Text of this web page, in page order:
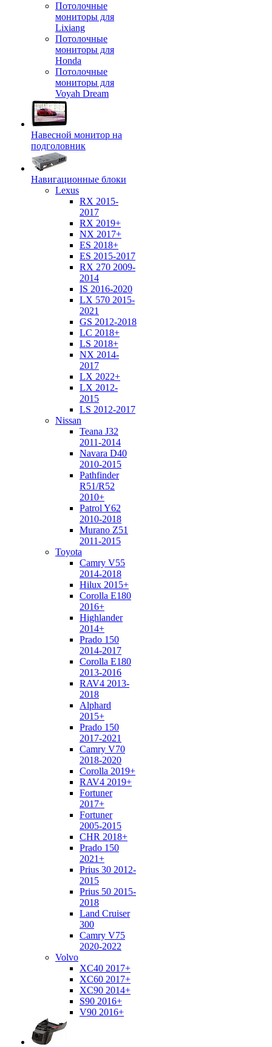
Потолочные
мониторы для
Lixiang
Потолочные
мониторы для
Honda
Потолочные
мониторы для
Voyah Dream
Навесной монитор на
подголовник
Навигационные блоки
Lexus
RX 2015-
2017
RX 2019+
NX 2017+
ES 2018+
ES 2015-2017
RX 270 2009-
2014
IS 2016-2020
LX 570 2015-
2021
GS 2012-2018
LC 2018+
LS 2018+
NX 2014-
2017
LX 2022+
LX 2012-
2015
LS 2012-2017
Nissan
Teana J32
2011-2014
Navara D40
2010-2015
Pathfinder
R51/R52
2010+
Patrol Y62
2010-2018
Murano Z51
2011-2015
Toyota
Camry V55
2014-2018
Hilux 2015+
Corolla E180
2016+
Highlander
2014+
Prado 150
2014-2017
Corolla E180
2013-2016
RAV4 2013-
2018
Alphard
2015+
Prado 150
2017-2021
Camry V70
2018-2020
Corolla 2019+
RAV4 2019+
Fortuner
2017+
Fortuner
2005-2015
CHR 2018+
Prado 150
2021+
Prius 30 2012-
2015
Prius 50 2015-
2018
Land Cruiser
300
Camry V75
2020-2022
Volvo
XC40 2017+
XC60 2017+
XC90 2014+
S90 2016+
V90 2016+